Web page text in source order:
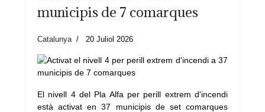
municipis de 7 comarques
Catalunya 20 Juliol 2026
El nivell 4 del Pla Alfa per perill extrem d'incendi
està activat en 37 municipis de set comarques